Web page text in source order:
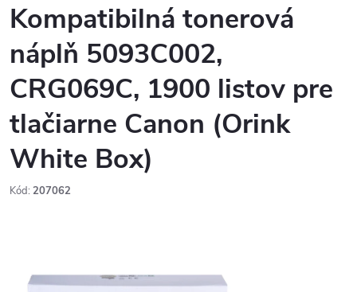
Kompatibilná tonerová
náplň 5093C002,
CRG069C, 1900 listov pre
tlačiarne Canon (Orink
White Box)
Kód: 207062